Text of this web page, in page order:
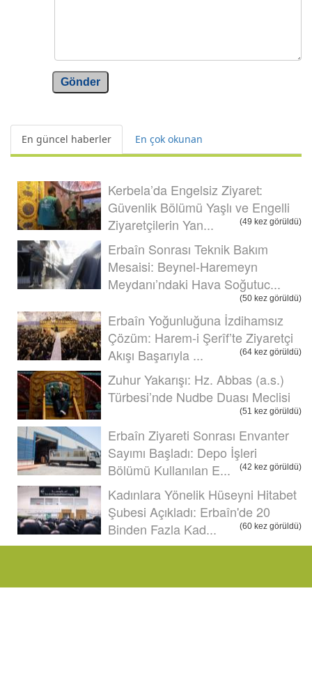
Gönder
En güncel haberler En çok okunan
Kerbela’da Engelsiz Ziyaret:
Güvenlik Bölümü Yaşlı ve Engelli
Ziyaretçilerin Yan...
(49 kez görüldü)
Erbaîn Sonrası Teknik Bakım
Mesaisi: Beynel-Haremeyn
Meydanı’ndaki Hava Soğutuc...
(50 kez görüldü)
Erbaîn Yoğunluğuna İzdihamsız
Çözüm: Harem-i Şerîf’te Ziyaretçi
Akışı Başarıyla ...
(64 kez görüldü)
Zuhur Yakarışı: Hz. Abbas (a.s.)
Türbesi’nde Nudbe Duası Meclisi
(51 kez görüldü)
Erbaîn Ziyareti Sonrası Envanter
Sayımı Başladı: Depo İşleri
Bölümü Kullanılan E...
(42 kez görüldü)
Kadınlara Yönelik Hüseyni Hitabet
Şubesi Açıkladı: Erbaîn'de 20
Binden Fazla Kad...
(60 kez görüldü)